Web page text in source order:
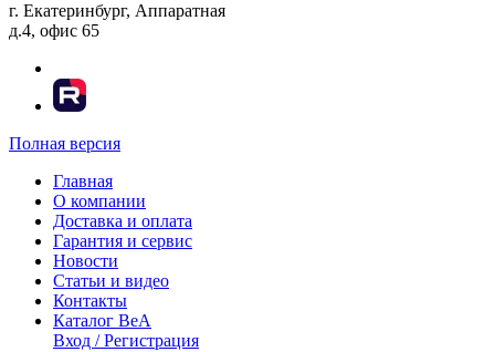
г. Екатеринбург, Аппаратная
д.4, офис 65
Полная версия
Главная
О компании
Доставка и оплата
Гарантия и сервис
Новости
Статьи и видео
Контакты
Каталог BeA
Вход / Регистрация